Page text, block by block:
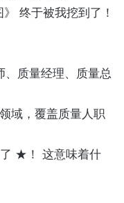
终于被我挖到了！
、质量经理、质量总
域，覆盖质量人职
★！ 这意味着什